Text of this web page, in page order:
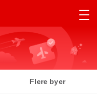
Flere byer